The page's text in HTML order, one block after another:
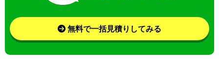
無料で一括見積りしてみる